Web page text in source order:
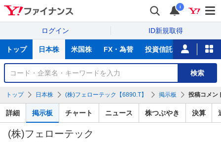
i
ログイン ID新規取得
サ
トップ 日本株 米国株 FX・為替 投資信託 ニュース
銘
検
索
検索
トップ 日本株 (株)フェローテック【6890.T】 掲示板 投稿コメン
詳細 掲示板 チャート ニュース 株つぶやき 決算
(株)フェローテック